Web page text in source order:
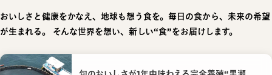
おいしさと健康をかなえ、地球も想う食を。毎日の食から、未来の希望
が生まれる。
そんな世界を想い、新しい“食”をお届けします。